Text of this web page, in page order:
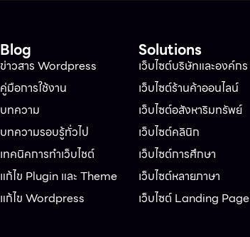
Blog
ข่าวสาร Wordpress
คู่มือการใช้งาน
บทความ
บทความรอบรู้ทั่วไป
เทคนิคการทำเว็บไชต์
แก้ไข Plugin และ Theme
แก้ไข Wordpress
Solutions
เว็บไซต์บริษัทและองค์กร
เว็บไซต์ร้านค้าออนไลน์
เว็บไซต์อสังหาริมทรัพย์
เว็บไซต์คลินิก
เว็บไซต์การศึกษา
เว็บไซต์หลายภาษา
เว็บไซต์ Landing Page